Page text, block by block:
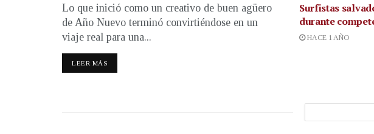
Lo que inició como un creativo de buen agüero
de Año Nuevo terminó convirtiéndose en un
viaje real para una...
LEER MÁS
Surfistas
durante
HACE 1 AÑO